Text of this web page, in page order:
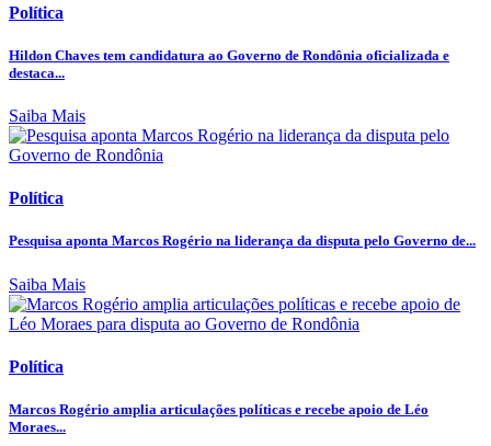
Política
Hildon Chaves tem candidatura ao Governo de Rondônia oficializada e
destaca...
Saiba Mais
Política
Pesquisa aponta Marcos Rogério na liderança da disputa pelo Governo de...
Saiba Mais
Política
Marcos Rogério amplia articulações políticas e recebe apoio de Léo
Moraes...